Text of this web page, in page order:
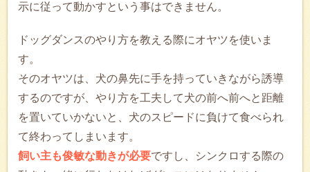
示に従って動かすという事はできません。
ドッグダンスのやり方を教える際にオヤツを使いま
す。
そのオヤツは、犬の鼻先に手を持っていきながら誘導
するのですが、やり方を工夫して犬の前へ前へと距離
を置いていかないと、犬のスピードに負けて食べられ
て終わってしまいます。
飼い主も俊敏な動きが必要ですし、シンクロする際の